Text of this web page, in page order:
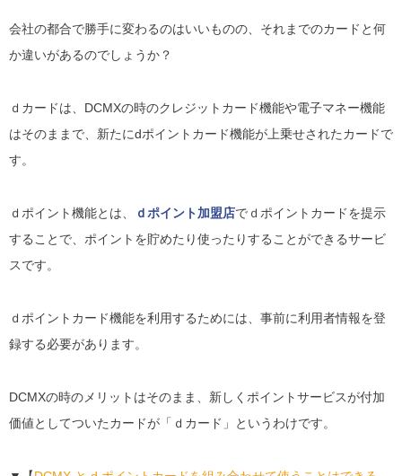
会社の都合で勝手に変わるのはいいものの、それまでのカードと何
か違いがあるのでしょうか？
ｄカードは、DCMXの時のクレジットカード機能や電子マネー機能
はそのままで、新たにdポイントカード機能が上乗せされたカードで
す。
ｄポイント機能とは、 ｄポイント加盟店でｄポイントカードを提示
することで、ポイントを貯めたり使ったりすることができるサービ
スです。
ｄポイントカード機能を利用するためには、事前に利用者情報を登
録する必要があります。
DCMXの時のメリットはそのまま、新しくポイントサービスが付加
価値としてついたカードが「ｄカード」というわけです。